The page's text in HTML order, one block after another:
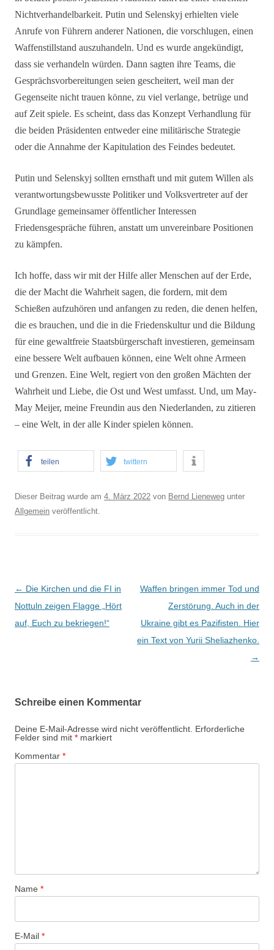
Nichtverhandelbarkeit. Putin und Selenskyj erhielten viele
Anrufe von Führern anderer Nationen, die vorschlugen, einen
Waffenstillstand auszuhandeln. Und es wurde angekündigt,
dass sie verhandeln würden. Dann sagten ihre Teams, die
Gesprächsvorbereitungen seien gescheitert, weil man der
Gegenseite nicht trauen könne, zu viel verlange, betrüge und
auf Zeit spiele. Es scheint, dass das Konzept Verhandlung für
die beiden Präsidenten entweder eine militärische Strategie
oder die Annahme der Kapitulation des Feindes bedeutet.
Putin und Selenskyj sollten ernsthaft und mit gutem Willen als
verantwortungsbewusste Politiker und Volksvertreter auf der
Grundlage gemeinsamer öffentlicher Interessen
Friedensgespräche führen, anstatt um unvereinbare Positionen
zu kämpfen.
Ich hoffe, dass wir mit der Hilfe aller Menschen auf der Erde,
die der Macht die Wahrheit sagen, die fordern, mit dem
Schießen aufzuhören und anfangen zu reden, die denen helfen,
die es brauchen, und die in die Friedenskultur und die Bildung
für eine gewaltfreie Staatsbürgerschaft investieren, gemeinsam
eine bessere Welt aufbauen können, eine Welt ohne Armeen
und Grenzen. Eine Welt, regiert von den großen Mächten der
Wahrheit und Liebe, die Ost und West umfasst. Und, um May-
May Meijer, meine Freundin aus den Niederlanden, zu zitieren
– eine Welt, in der alle Kinder spielen können.
teilen twittern
Dieser Beitrag wurde am 4. März 2022 von Bernd Lieneweg unter
Allgemein veröffentlicht.
B
e
i
s
-
N
a
n
← Die Kirchen und die FI in
Nottuln zeigen Flagge „Hört
auf, Euch zu bekriegen!“
Waffen bringen immer Tod und
Zerstörung. Auch in der
Ukraine gibt es Pazifisten. Hier
ein Text von Yurii Sheliazhenko.
→
Schreibe einen Kommentar
Deine E-Mail-Adresse wird nicht veröffentlicht. Erforderliche
Felder sind mit * markiert
Kommentar *
Name *
E-Mail *